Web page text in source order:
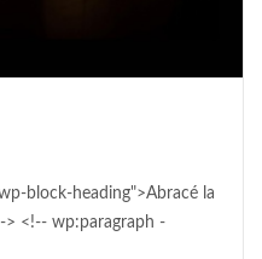
block-heading">Abracé la
<!-- wp:paragraph -